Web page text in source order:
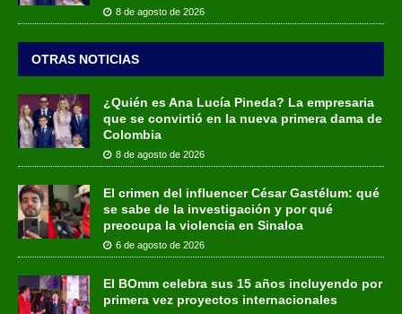
8 de agosto de 2026
OTRAS NOTICIAS
¿Quién es Ana Lucía Pineda? La empresaria
que se convirtió en la nueva primera dama de
Colombia
8 de agosto de 2026
El crimen del influencer César Gastélum: qué
se sabe de la investigación y por qué
preocupa la violencia en Sinaloa
6 de agosto de 2026
El BOmm celebra sus 15 años incluyendo por
primera vez proyectos internacionales